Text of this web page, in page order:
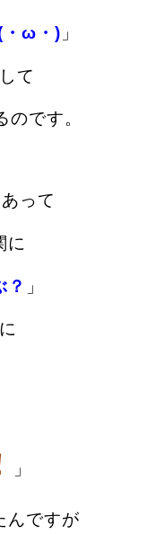
・ω・) 」
て
です。
って
に
？ 」
」
んですが